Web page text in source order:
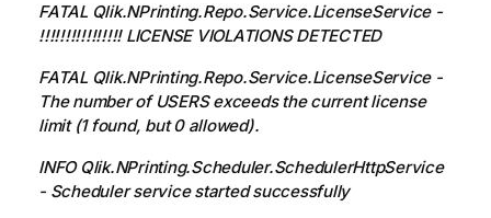
FATAL Qlik.NPrinting.Repo.Service.LicenseService -
!!!!!!!!!!!!!!!! LICENSE VIOLATIONS DETECTED
FATAL Qlik.NPrinting.Repo.Service.LicenseService -
The number of USERS exceeds the current license
limit (1 found, but 0 allowed).
INFO Qlik.NPrinting.Scheduler.SchedulerHttpService
- Scheduler service started successfully